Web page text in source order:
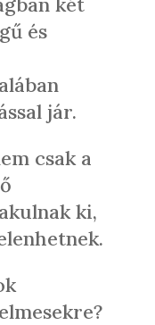
és
jár.
csak a
ki,